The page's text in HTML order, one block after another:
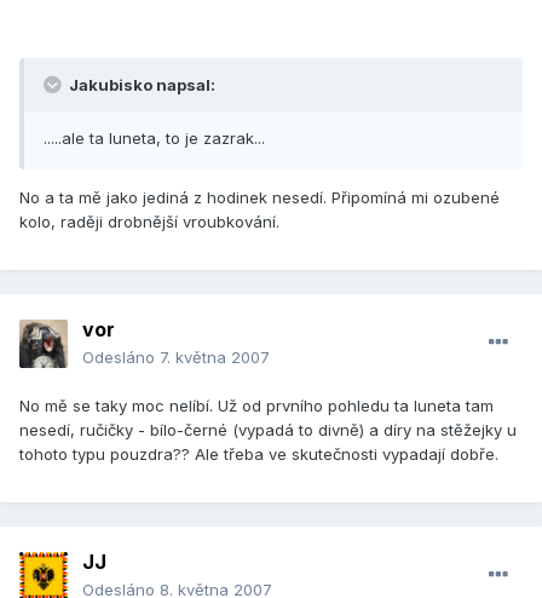
Jakubisko napsal:
.....ale ta luneta, to je zazrak...
No a ta mě jako jediná z hodinek nesedí. Připomíná mi ozubené
kolo, raději drobnější vroubkování.
vor
Odesláno 7. května 2007
No mě se taky moc nelíbí. Už od prvního pohledu ta luneta tam
nesedí, ručičky - bílo-černé (vypadá to divně) a díry na stěžejky u
tohoto typu pouzdra?? Ale třeba ve skutečnosti vypadají dobře.
JJ
Odesláno 8. května 2007